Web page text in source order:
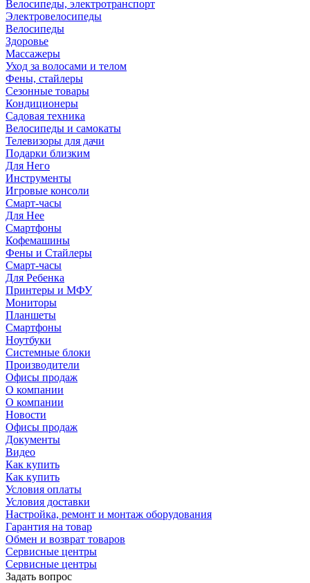
Велосипеды, электротранспорт
Электровелосипеды
Велосипеды
Здоровье
Массажеры
Уход за волосами и телом
Фены, стайлеры
Сезонные товары
Кондиционеры
Садовая техника
Велосипеды и самокаты
Телевизоры для дачи
Подарки близким
Для Него
Инструменты
Игровые консоли
Смарт-часы
Для Нее
Смартфоны
Кофемашины
Фены и Стайлеры
Смарт-часы
Для Ребенка
Принтеры и МФУ
Мониторы
Планшеты
Смартфоны
Ноутбуки
Системные блоки
Производители
Офисы продаж
О компании
О компании
Новости
Офисы продаж
Документы
Видео
Как купить
Как купить
Условия оплаты
Условия доставки
Настройка, ремонт и монтаж оборудования
Гарантия на товар
Обмен и возврат товаров
Сервисные центры
Сервисные центры
Задать вопрос